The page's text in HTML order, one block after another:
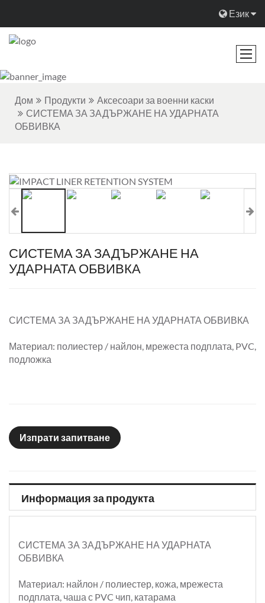
Език
Дом Продукти
Аксесоари за военни каски
СИСТЕМА ЗА ЗАДЪРЖАНЕ НА УДАРНАТА
ОБВИВКА
СИСТЕМА ЗА ЗАДЪРЖАНЕ НА
УДАРНАТА ОБВИВКА
СИСТЕМА ЗА ЗАДЪРЖАНЕ НА УДАРНАТА ОБВИВКА
Материал: полиестер / найлон, мрежеста подплата, PVC,
подложка
Изпрати запитване
Информация за продукта
СИСТЕМА ЗА ЗАДЪРЖАНЕ НА УДАРНАТА
ОБВИВКА
Материал: найлон / полиестер, кожа, мрежеста
подплата, чаша с PVC чип, катарама